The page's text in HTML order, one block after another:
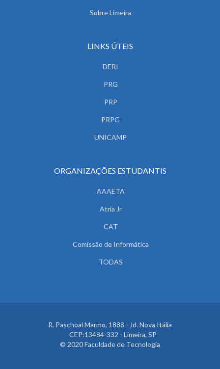
Sobre Limeira
LINKS ÚTEIS
DERI
PRG
PRP
PRPG
UNICAMP
ORGANIZAÇÕES ESTUDANTIS
AAAETA
Atria Jr
CAT
Comissão de Informática
TODAS
R. Paschoal Marmo, 1888 - Jd. Nova Itália
CEP:13484-332 - Limeira, SP
© 2020 Faculdade de Tecnologia